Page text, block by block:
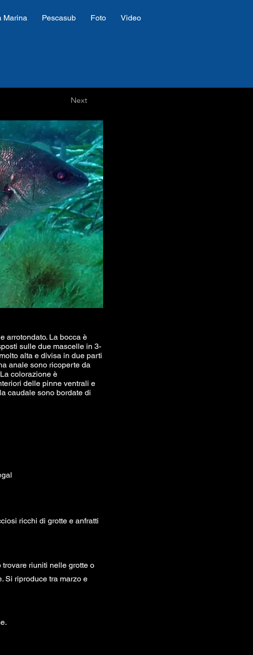
Marina Pescasub Foto Video
Next
arrotondato. La bocca è
sulle due mascelle in 3-
alta e divisa in due parti
anale sono ricoperte da
colorazione è
delle pinne ventrali e
caudale sono bordate di
ricchi di grotte e anfratti
riuniti nelle grotte o
Si riproduce tra marzo e